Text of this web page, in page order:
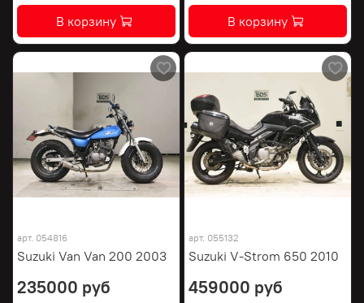
В корзину В корзину
арт. 054816
Suzuki Van Van 200 2003
235000 руб
арт. 055132
Suzuki V-Strom 650 2010
459000 руб